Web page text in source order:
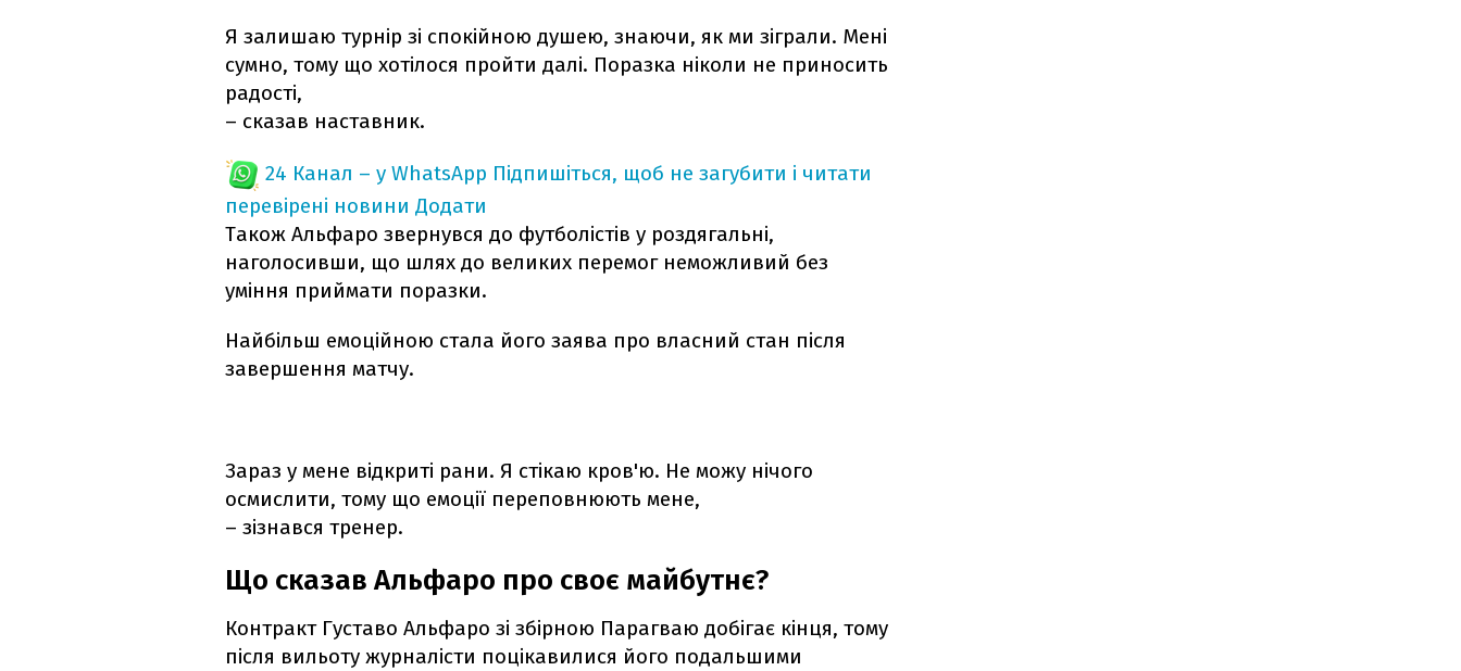
Я залишаю турнір зі спокійною душею, знаючи, як ми зіграли. Мені
сумно, тому що хотілося пройти далі. Поразка ніколи не приносить
радості,
– сказав наставник.
24 Канал – у WhatsApp Підпишіться, щоб не загубити і читати
перевірені новини Додати
Також Альфаро звернувся до футболістів у роздягальні,
наголосивши, що шлях до великих перемог неможливий без
уміння приймати поразки.
Найбільш емоційною стала його заява про власний стан після
завершення матчу.
Зараз у мене відкриті рани. Я стікаю кров'ю. Не можу нічого
осмислити, тому що емоції переповнюють мене,
– зізнався тренер.
Що сказав Альфаро про своє майбутнє?
Контракт Густаво Альфаро зі збірною Парагваю добігає кінця, тому
після вильоту журналісти поцікавилися його подальшими